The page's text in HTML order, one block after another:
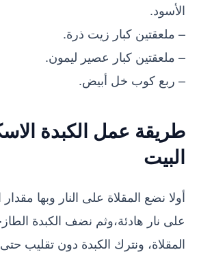
الأسود.
– ملعقتين كبار زيت ذرة.
– ملعقتين كبار عصير ليمون.
– ربع كوب خل أبيض.
طريقة عمل الكبدة
البيت
أولا نضع المقلاة على النار وبها
على نار هادئة،وثم نضف الكبدة
المقلاة، ونترك الكبدة دون تقليب